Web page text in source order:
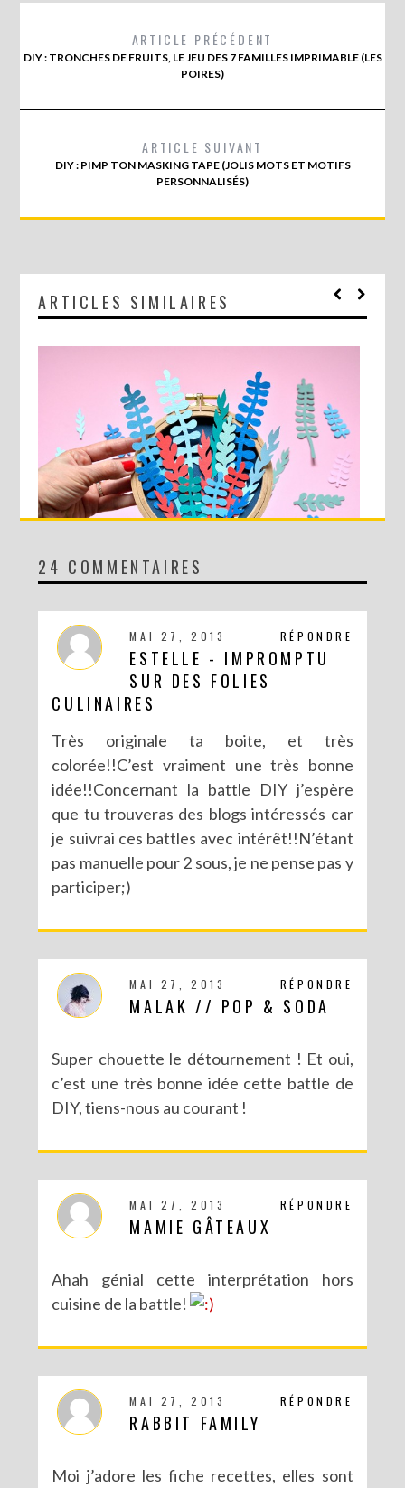
ARTICLE PRÉCÉDENT
DIY : TRONCHES DE FRUITS, LE JEU DES 7 FAMILLES IMPRIMABLE (LES
POIRES)
ARTICLE SUIVANT
DIY : PIMP TON MASKING TAPE (JOLIS MOTS ET MOTIFS
PERSONNALISÉS)
ARTICLES SIMILAIRES
DIY MA FORÊT DE PAPIER
DIY SAINT VALENTIN : UNE CARTE POP-UP QUI BRISE LA GLACE !
DIY – UN CALENDRIER DE L’AVENT TOUT EN IMAGES
DIY CRÉE TON BULLET JOURNAL (AVEC SCAN N CUT)
24 COMMENTAIRES
RÉPONDRE
MAI 27, 2013
ESTELLE - IMPROMPTU
SUR DES FOLIES
CULINAIRES
Très originale ta boite, et très
colorée!!C’est vraiment une très bonne
idée!!Concernant la battle DIY j’espère
que tu trouveras des blogs intéressés car
je suivrai ces battles avec intérêt!!N’étant
pas manuelle pour 2 sous, je ne pense pas y
participer;)
RÉPONDRE
MAI 27, 2013
MALAK // POP & SODA
Super chouette le détournement ! Et oui,
c’est une très bonne idée cette battle de
DIY, tiens-nous au courant !
RÉPONDRE
MAI 27, 2013
MAMIE GÂTEAUX
Ahah génial cette interprétation hors
cuisine de la battle!
RÉPONDRE
MAI 27, 2013
RABBIT FAMILY
Moi j’adore les fiche recettes, elles sont